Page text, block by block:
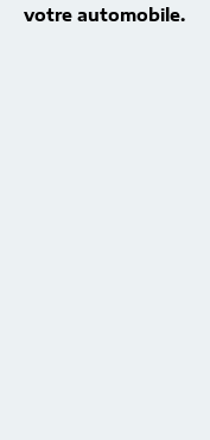
votre automobile.